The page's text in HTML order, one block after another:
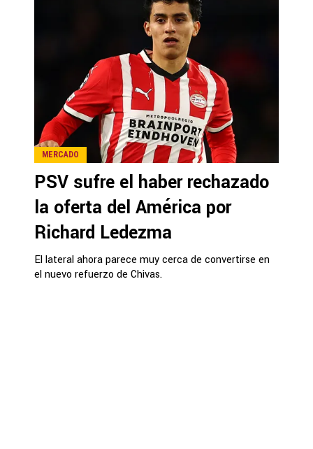
MERCADO
PSV sufre el haber rechazado
la oferta del América por
Richard Ledezma
El lateral ahora parece muy cerca de convertirse en
el nuevo refuerzo de Chivas.